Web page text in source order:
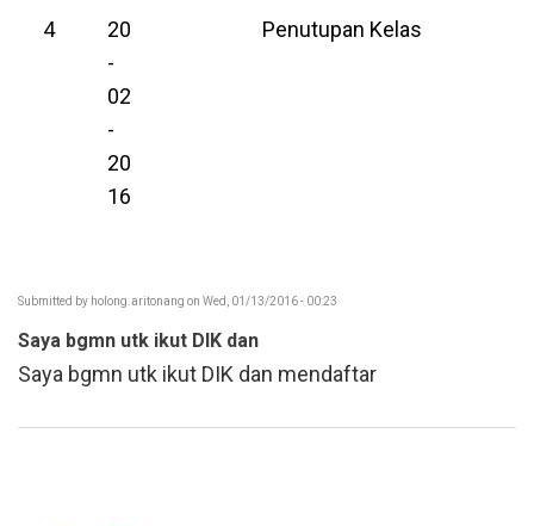
4
20
-
02
-
20
16
Penutupan Kelas
Submitted by holong.aritonang on Wed, 01/13/2016 - 00:23
Saya bgmn utk ikut DIK dan
Saya bgmn utk ikut DIK dan mendaftar